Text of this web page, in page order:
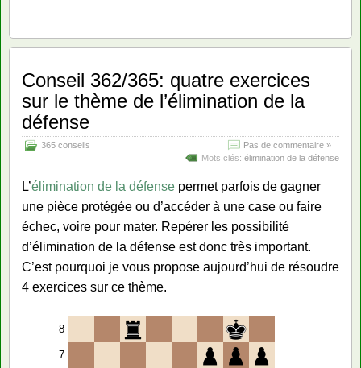
Conseil 362/365: quatre exercices
sur le thème de l’élimination de la
défense
365 conseils
Pas de commentaire »
Mots clés: élimination de la défense
L’élimination de la défense permet parfois de gagner
une pièce protégée ou d’accéder à une case ou faire
échec, voire pour mater. Repérer les possibilité
d’élimination de la défense est donc très important.
C’est pourquoi je vous propose aujourd’hui de résoudre
4 exercices sur ce thème.
8
7